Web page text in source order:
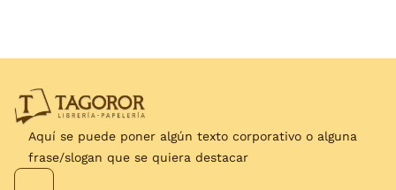
Aquí se puede poner algún texto corporativo o alguna
frase/slogan que se quiera destacar